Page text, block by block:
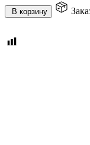
В корзину